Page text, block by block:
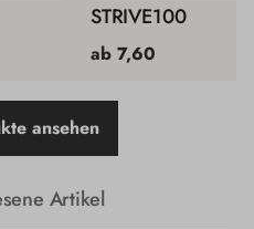
STRIVE100
ab 7,60
ansehen
Artikel